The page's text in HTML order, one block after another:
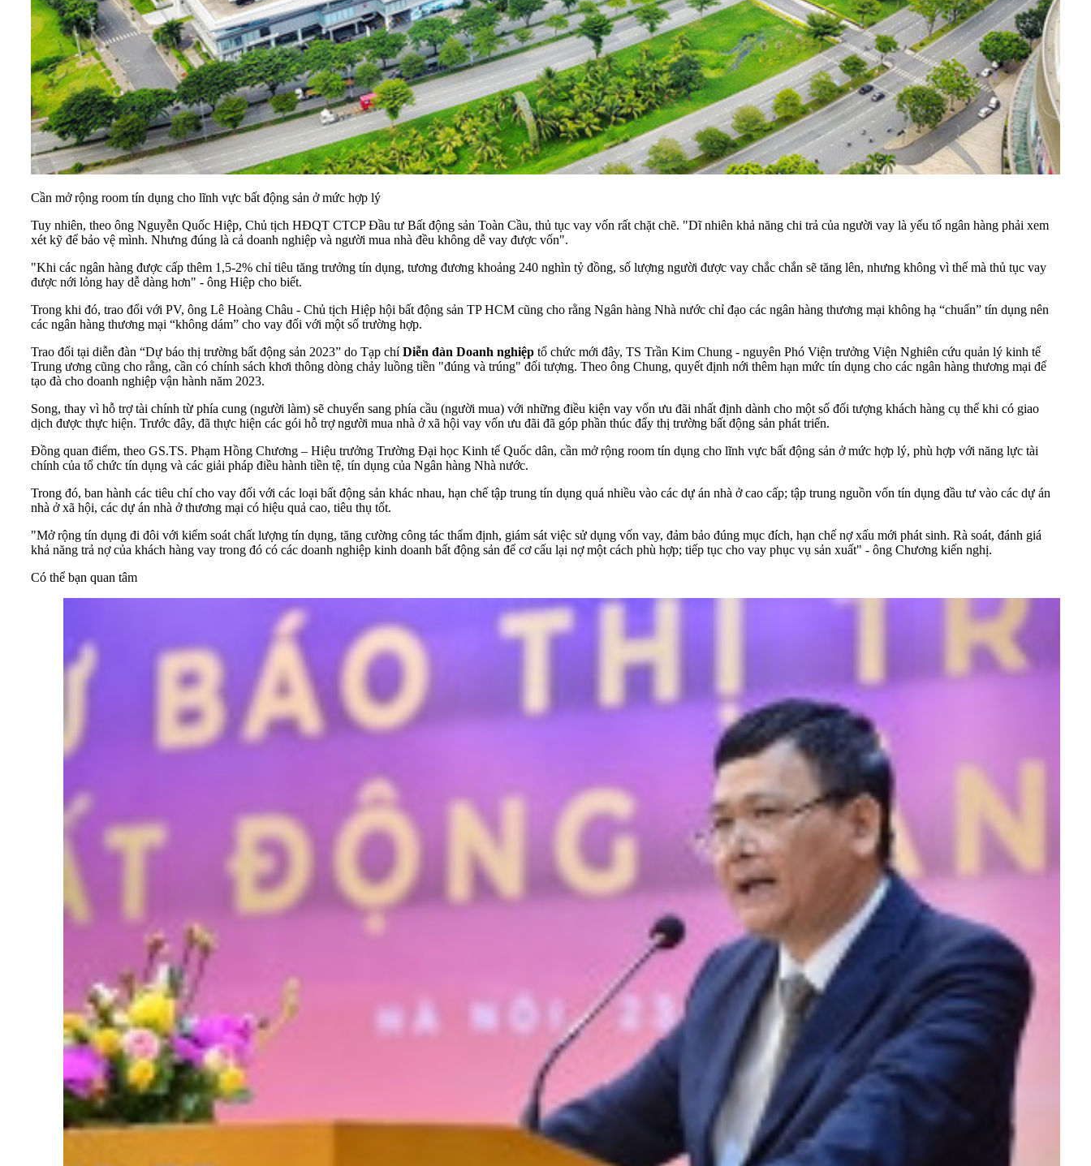
Cần mở rộng room tín dụng cho lĩnh vực bất động sản ở mức hợp lý
Tuy nhiên, theo ông Nguyễn Quốc Hiệp, Chủ tịch HĐQT CTCP Đầu tư Bất động sản Toàn Cầu, thủ tục vay vốn rất chặt chẽ. "Dĩ nhiên khả năng chi trả của người vay là yếu tố ngân hàng phải xem
xét kỹ để bảo vệ mình. Nhưng đúng là cả doanh nghiệp và người mua nhà đều không dễ vay được vốn".
"Khi các ngân hàng được cấp thêm 1,5-2% chỉ tiêu tăng trưởng tín dụng, tương đương khoảng 240 nghìn tỷ đồng, số lượng người được vay chắc chắn sẽ tăng lên, nhưng không vì thế mà thủ tục vay
được nới lỏng hay dễ dàng hơn" - ông Hiệp cho biết.
Trong khi đó, trao đổi với PV, ông Lê Hoàng Châu - Chủ tịch Hiệp hội bất động sản TP HCM cũng cho rằng Ngân hàng Nhà nước chỉ đạo các ngân hàng thương mại không hạ “chuẩn” tín dụng nên
các ngân hàng thương mại “không dám” cho vay đối với một số trường hợp.
Trao đổi tại diễn đàn “Dự báo thị trường bất động sản 2023” do Tạp chíDiễn đàn Doanh nghiệp tổ chức mới đây, TS Trần Kim Chung - nguyên Phó Viện trưởng Viện Nghiên cứu quản lý kinh tế
Trung ương cũng cho rằng, cần có chính sách khơi thông dòng chảy luồng tiền "đúng và trúng" đối tượng. Theo ông Chung, quyết định nới thêm hạn mức tín dụng cho các ngân hàng thương mại để
tạo đà cho doanh nghiệp vận hành năm 2023.
Song, thay vì hỗ trợ tài chính từ phía cung (người làm) sẽ chuyển sang phía cầu (người mua) với những điều kiện vay vốn ưu đãi nhất định dành cho một số đối tượng khách hàng cụ thể khi có giao
dịch được thực hiện. Trước đây, đã thực hiện các gói hỗ trợ người mua nhà ở xã hội vay vốn ưu đãi đã góp phần thúc đẩy thị trường bất động sản phát triển.
Đồng quan điểm, theo GS.TS. Phạm Hồng Chương – Hiệu trưởng Trường Đại học Kinh tế Quốc dân, cần mở rộng room tín dụng cho lĩnh vực bất động sản ở mức hợp lý, phù hợp với năng lực tài
chính của tổ chức tín dụng và các giải pháp điều hành tiền tệ, tín dụng của Ngân hàng Nhà nước.
Trong đó, ban hành các tiêu chí cho vay đối với các loại bất động sản khác nhau, hạn chế tập trung tín dụng quá nhiều vào các dự án nhà ở cao cấp; tập trung nguồn vốn tín dụng đầu tư vào các dự án
nhà ở xã hội, các dự án nhà ở thương mại có hiệu quả cao, tiêu thụ tốt.
"Mở rộng tín dụng đi đôi với kiểm soát chất lượng tín dụng, tăng cường công tác thẩm định, giám sát việc sử dụng vốn vay, đảm bảo đúng mục đích, hạn chế nợ xấu mới phát sinh. Rà soát, đánh giá
khả năng trả nợ của khách hàng vay trong đó có các doanh nghiệp kinh doanh bất động sản để cơ cấu lại nợ một cách phù hợp; tiếp tục cho vay phục vụ sản xuất" - ông Chương kiến nghị.
Có thể bạn quan tâm